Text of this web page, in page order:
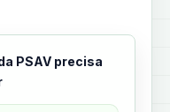
PSAV precisa